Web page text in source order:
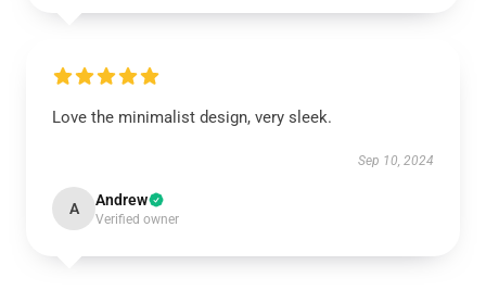
Love the minimalist design, very sleek.
Sep 10, 2024
A Andrew
Verified owner